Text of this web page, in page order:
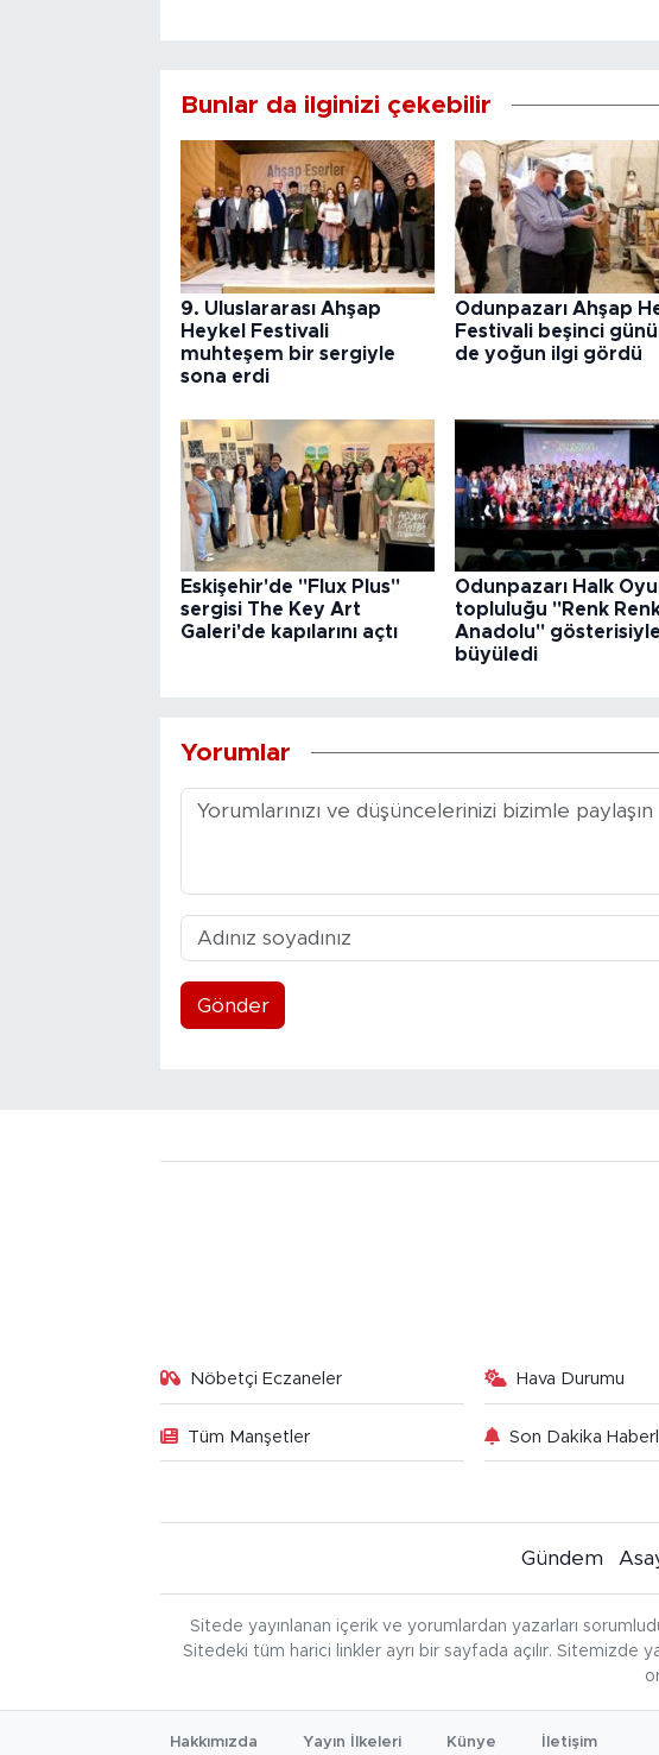
Bunlar da ilginizi çekebilir
9. Uluslararası Ahşap
Heykel Festivali
muhteşem bir sergiyle
sona erdi
Odunpazarı Ahşap
Festivali beşinci
de yoğun ilgi gördü
Eskişehir'de "Flux Plus"
sergisi The Key Art
Galeri'de kapılarını açtı
Odunpazarı Halk
topluluğu "Renk
Anadolu" gösterisiyle
büyüledi
Yorumlar
Gönder
Nöbetçi Eczaneler Hava Durumu
Tüm Manşetler Son Dakika
Gündem
Sitede yayınlanan içerik ve yorumlardan yazarları
Sitedeki tüm harici linkler ayrı bir sayfada açılır. Sitemizde
Hakkımızda Yayın İlkeleri Künye İletişim